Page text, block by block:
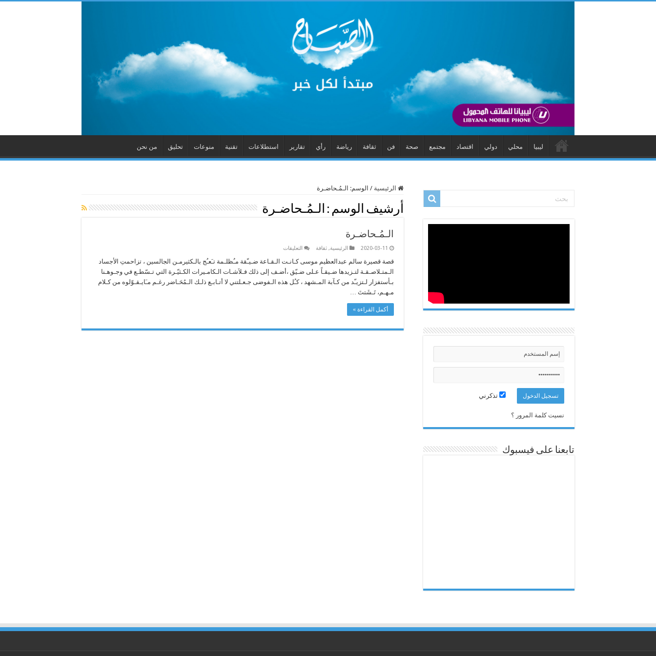
ليبيا محلي دولي اقتصاد مجتمع صحة فن ثقافة رياضة رأي تقارير استطلاعات تقنية منوعات تحليق من نحن
الرئيسية / الوسم: الـمُـحاضـرة
أرشيف الوسم : الـمُـحاضـرة
الـمُـحاضـرة
2020-03-11 الرئيسية, ثقافة التعليقات
مغلقة
قصة قصيرة سالم عبدالعظيم موسى كـانـت الـقـاعة ضـيـّقة مـُظلـمة تـَعـُج بالـكثيرمـن الجالسين ، تزاحمتِ الأجساد
الـمتـلاصـقـة لتـزيدها ضـيقـاً عـلى ضـيّق ،أضـف إلى ذلك فـلاَشـات الـكامـيرات الكـثيّـرة التي تـسّطـع في وجـوهـنا
بـأستفزار لـتزيـّد من كـآبة المـشهد ، كـُل هذه الـفوضى جـعـلتني لا أتـابـع ذلـك الـمُحَـاضر رغـم مـَايـقـوّلوه من كـلام
مـهـم، تَـشَتتَ …
أكمل القراءة »
تذكرني
نسيت كلمة المرور ؟
تابعنا على فيسبوك